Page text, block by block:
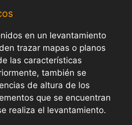
en un levantamiento
trazar mapas o planos
las características
también se
de altura de los
que se encuentran
realiza el levantamiento.